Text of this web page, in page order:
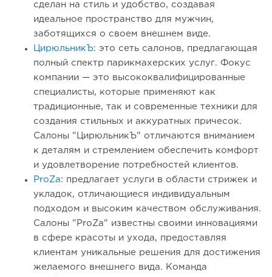
сделан на стиль и удобство, создавая
идеальное пространство для мужчин,
заботящихся о своем внешнем виде.
ЦирюльникЪ: это сеть салонов, предлагающая
полный спектр парикмахерских услуг. Фокус
компании — это высококвалифицированные
специалисты, которые применяют как
традиционные, так и современные техники для
создания стильных и аккуратных причесок.
Салоны "ЦирюльникЪ" отличаются вниманием
к деталям и стремлением обеспечить комфорт
и удовлетворение потребностей клиентов.
ProZa: предлагает услуги в области стрижек и
укладок, отличающиеся индивидуальным
подходом и высоким качеством обслуживания.
Салоны "ProZa" известны своими инновациями
в сфере красоты и ухода, предоставляя
клиентам уникальные решения для достижения
желаемого внешнего вида. Команда